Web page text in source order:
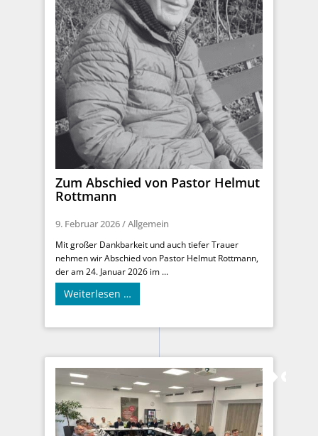
Zum Abschied von Pastor Helmut
Rottmann
9. Februar 2026/Allgemein
Mit großer Dankbarkeit und auch tiefer Trauer
nehmen wir Abschied von Pastor Helmut Rottmann,
der am 24. Januar 2026 im ...
Weiterlesen …